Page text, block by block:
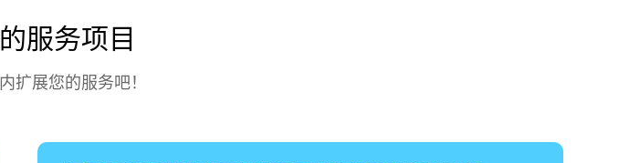
服务项目
扩展您的服务吧！